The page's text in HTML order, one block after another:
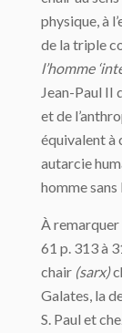
physique, à
de la triple
l’homme
Jean-Paul II
et de
équivalent à
autarcie
homme sans
À
61 p. 313 à
chair (sarx)
Galates, la
S. Paul et